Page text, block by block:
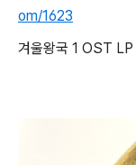
om/1623
겨울왕국 1 OST LP